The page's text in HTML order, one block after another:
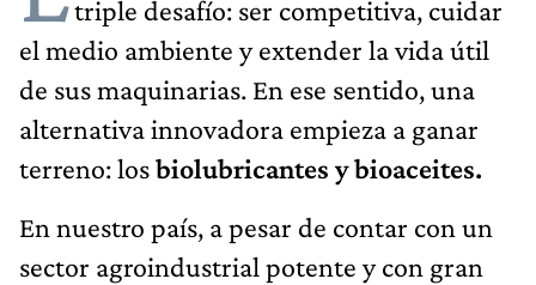
triple desafío: ser competitiva, cuidar
el medio ambiente y extender la vida útil
de sus maquinarias. En ese sentido, una
alternativa innovadora empieza a ganar
terreno: losbiolubricantes y bioaceites.
En nuestro país, a pesar de contar con un
sector agroindustrial potente y con gran